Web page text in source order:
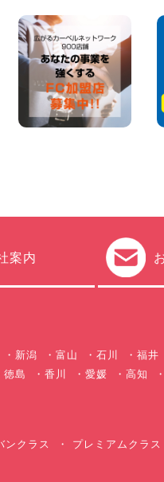
ちょっと
軽に 埼玉
100円レ
圧倒的な存
ガクルーザ
チャンスで
店
新車レン
ゼットカ
します! 広
案内
新潟 富山 石川 福井
徳島 香川 愛媛 高知
ンクラス プレミアムクラス